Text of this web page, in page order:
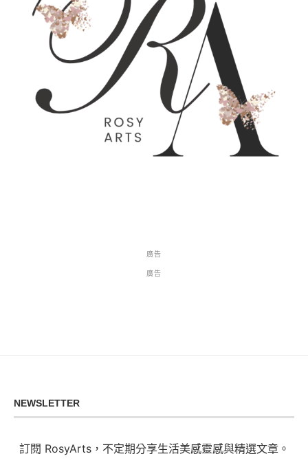
廣告
廣告
NEWSLETTER
訂閱 RosyArts，不定期分享生活美感靈感與精選文章。